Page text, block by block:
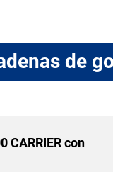
de
CARRIER con